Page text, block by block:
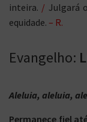
inteira. / Julgará
equidade. – R.
Evangelho:
Aleluia, aleluia,
Permanece fiel